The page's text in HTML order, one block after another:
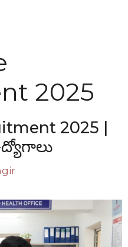
2025
2025 |